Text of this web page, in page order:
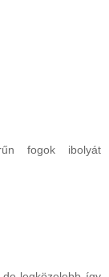
fogok ibolyát